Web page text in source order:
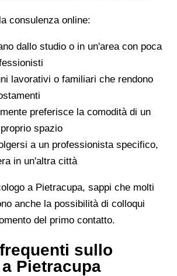
consulenza online:
dallo studio o in un'area con poca
lavorativi o familiari che rendono
preferisce la comodità di un
spazio
a un professionista specifico,
in un'altra città
a Pietracupa, sappi che molti
anche la possibilità di colloqui
del primo contatto.
sullo
Pietracupa